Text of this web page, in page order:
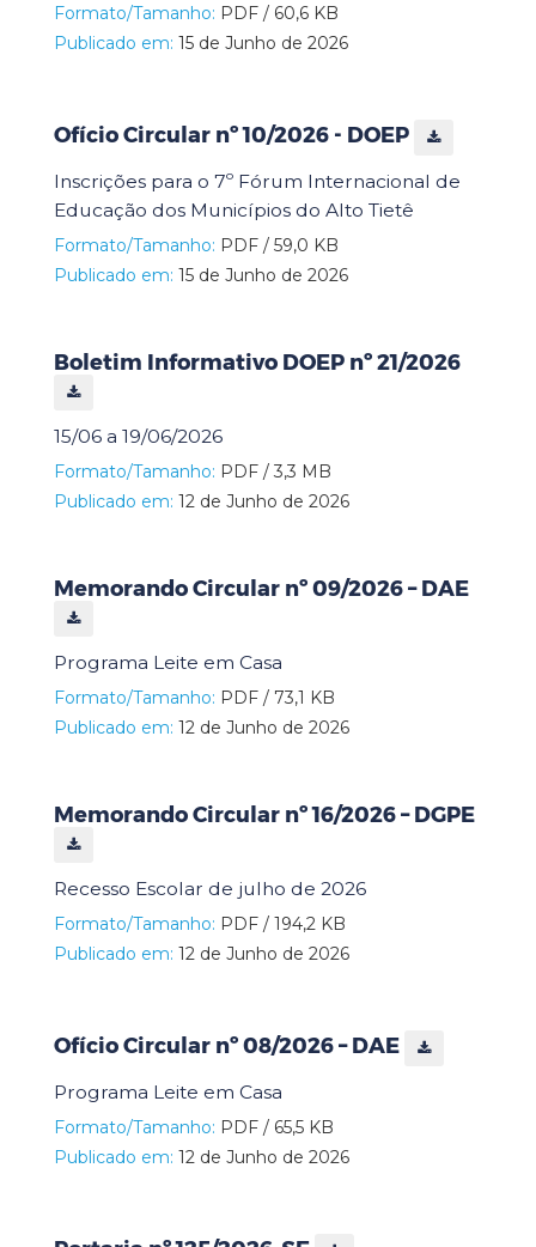
Formato/Tamanho: PDF / 60,6 KB
Publicado em: 15 de Junho de 2026
Ofício Circular nº 10/2026 - DOEP
Inscrições para o 7º Fórum Internacional de
Educação dos Municípios do Alto Tietê
Formato/Tamanho: PDF / 59,0 KB
Publicado em: 15 de Junho de 2026
Boletim Informativo DOEP nº 21/2026
15/06 a 19/06/2026
Formato/Tamanho: PDF / 3,3 MB
Publicado em: 12 de Junho de 2026
Memorando Circular nº 09/2026 – DAE
Programa Leite em Casa
Formato/Tamanho: PDF / 73,1 KB
Publicado em: 12 de Junho de 2026
Memorando Circular nº 16/2026 – DGPE
Recesso Escolar de julho de 2026
Formato/Tamanho: PDF / 194,2 KB
Publicado em: 12 de Junho de 2026
Ofício Circular nº 08/2026 – DAE
Programa Leite em Casa
Formato/Tamanho: PDF / 65,5 KB
Publicado em: 12 de Junho de 2026